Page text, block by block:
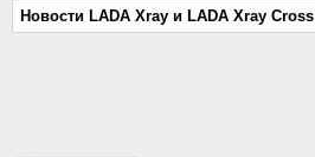
Новости LADA Xray и LADA Xray Cross